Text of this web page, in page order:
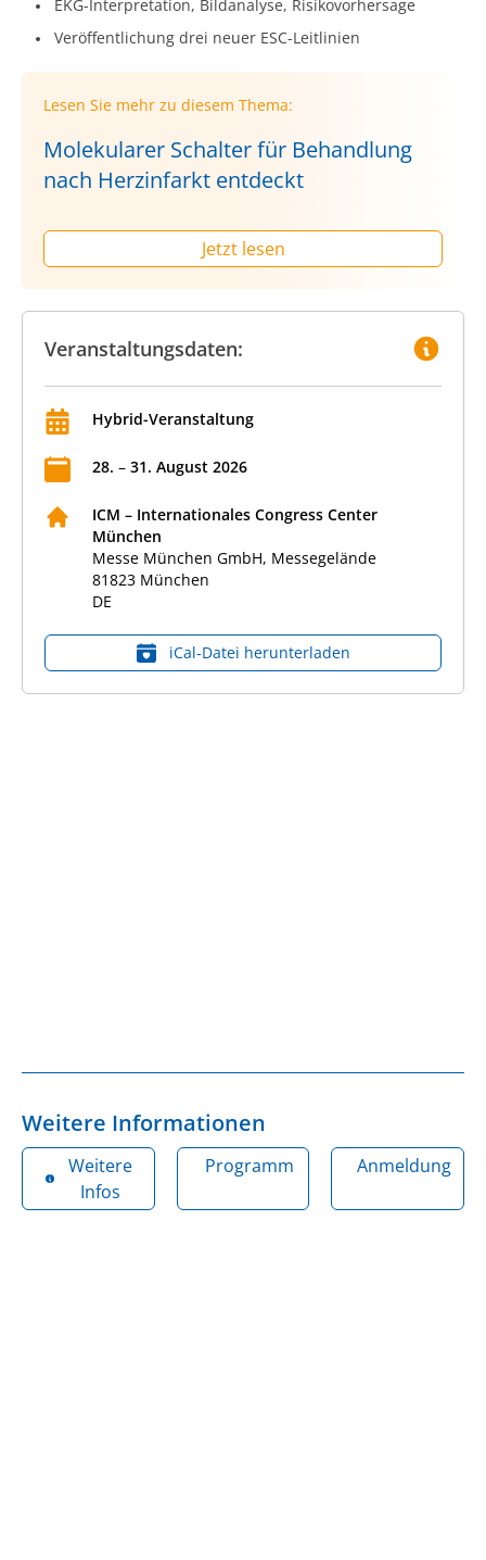
Veranstaltungsdaten:
Hybrid-Veranstaltung
28. – 31. August 2026
ICM – Internationales Congress Center
München
Messe München GmbH, Messegelände
81823 München
DE
iCal‑Datei herunterladen
EKG-Interpretation, Bildanalyse, Risikovorhersage
Veröffentlichung drei neuer ESC-Leitlinien
Lesen Sie mehr zu diesem Thema:
Molekularer Schalter für Behandlung
nach Herzinfarkt entdeckt
Jetzt lesen
Weitere Informationen
Weitere
Infos
Programm Anmeldung